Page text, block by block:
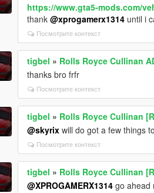
https://www.gta5-mods.com/
thank@xprogamerx1314 until i
Посмотрите контекст
tigbel » Rolls Royce Cullinan
thanks bro frfr
Посмотрите контекст
tigbel » Rolls Royce Cullinan
@skyrix will do got a few things
Посмотрите контекст
tigbel » Rolls Royce Cullinan
@XPROGAMERX1314 go ahead